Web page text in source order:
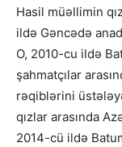
Hasil müəllimin
ildə Gəncədə
O, 2010-cu ildə
şahmatçılar
rəqiblərini
qızlar arasında
2014-cü ildə